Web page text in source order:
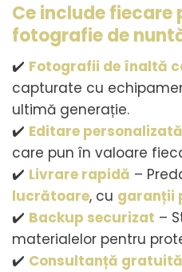
Ce include fiecare
fotografie de
✔️ Fotografii de înaltă
capturate cu
ultimă generație.
✔️ Editare personalizată
care pun în valoare
✔️ Livrare rapidă –
lucrătoare, cu garanții
✔️ Backup securizat –
materialelor pentru
✔️ Consultanță gratuită